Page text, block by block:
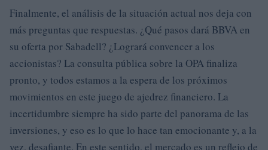
Finalmente, el análisis de la situación actual nos deja con
más preguntas que respuestas. ¿Qué pasos dará BBVA en
su oferta por Sabadell? ¿Logrará convencer a los
accionistas? La consulta pública sobre la OPA finaliza
pronto, y todos estamos a la espera de los próximos
movimientos en este juego de ajedrez financiero. La
incertidumbre siempre ha sido parte del panorama de las
inversiones, y eso es lo que lo hace tan emocionante y, a la
vez, desafiante. En este sentido, el mercado es un reflejo de